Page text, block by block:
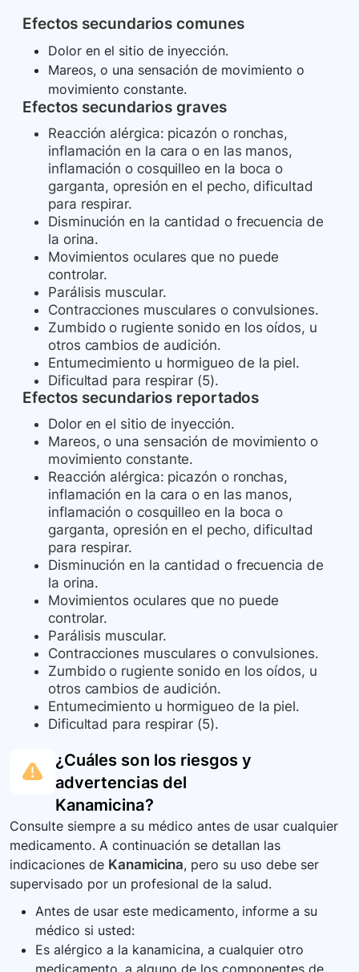
Efectos secundarios comunes
Dolor en el sitio de inyección.
Mareos, o una sensación de movimiento o
movimiento constante.
Efectos secundarios graves
Reacción alérgica: picazón o ronchas,
inflamación en la cara o en las manos,
inflamación o cosquilleo en la boca o
garganta, opresión en el pecho, dificultad
para respirar.
Disminución en la cantidad o frecuencia de
la orina.
Movimientos oculares que no puede
controlar.
Parálisis muscular.
Contracciones musculares o convulsiones.
Zumbido o rugiente sonido en los oídos, u
otros cambios de audición.
Entumecimiento u hormigueo de la piel.
Dificultad para respirar (5).
Efectos secundarios reportados
Dolor en el sitio de inyección.
Mareos, o una sensación de movimiento o
movimiento constante.
Reacción alérgica: picazón o ronchas,
inflamación en la cara o en las manos,
inflamación o cosquilleo en la boca o
garganta, opresión en el pecho, dificultad
para respirar.
Disminución en la cantidad o frecuencia de
la orina.
Movimientos oculares que no puede
controlar.
Parálisis muscular.
Contracciones musculares o convulsiones.
Zumbido o rugiente sonido en los oídos, u
otros cambios de audición.
Entumecimiento u hormigueo de la piel.
Dificultad para respirar (5).
¿Cuáles son los riesgos y
advertencias del
Kanamicina?
Consulte siempre a su médico antes de usar cualquier
medicamento. A continuación se detallan las
indicaciones de Kanamicina, pero su uso debe ser
supervisado por un profesional de la salud.
Antes de usar este medicamento, informe a su
médico si usted:
Es alérgico a la kanamicina, a cualquier otro